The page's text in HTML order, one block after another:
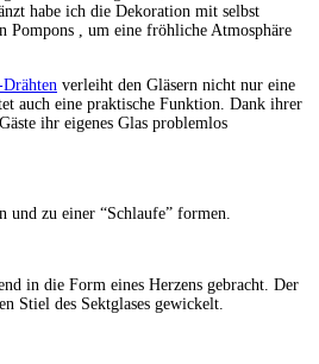
habe ich die Dekoration mit selbst
Pompons , um eine fröhliche Atmosphäre
verleiht den Gläsern nicht nur eine
auch eine praktische Funktion. Dank ihrer
ihr eigenes Glas problemlos
zu einer “Schlaufe” formen.
in die Form eines Herzens gebracht. Der
Stiel des Sektglases gewickelt.